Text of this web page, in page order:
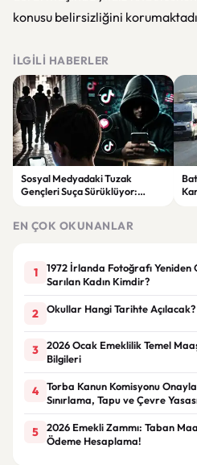
konusu belirsizliğini
İLGILI HABERLER
Sosyal Medyadaki Tuzak
Gençleri Suça Sürüklüyor:
EN ÇOK OKUNANLAR
1
1972 İrlanda Fotoğrafı Yeniden
Sarılan Kadın Kimdir?
2 Okullar Hangi Tarihte Açılacak?
3
2026 Ocak Emeklilik Temel
Bilgileri
4
Torba Kanun Komisyonu
Sınırlama, Tapu ve Çevre
5
2026 Emekli Zammı: Taban
Ödeme Hesaplama!